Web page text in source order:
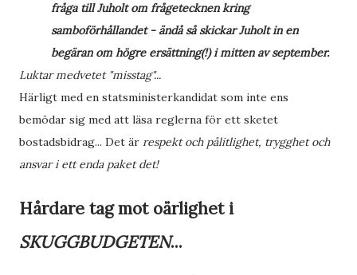
fråga till Juholt om frågetecknen kring
samboförhållandet - ändå så skickar Juholt in en
begäran om högre ersättning(!) i mitten av september.
Luktar medvetet "misstag"...
Härligt med en statsministerkandidat som inte ens
bemödar sig med att läsa reglerna för ett sketet
bostadsbidrag... Det är respekt och pålitlighet, trygghet och
ansvar i ett enda paket det!
Hårdare tag mot oärlighet i
SKUGGBUDGETEN...